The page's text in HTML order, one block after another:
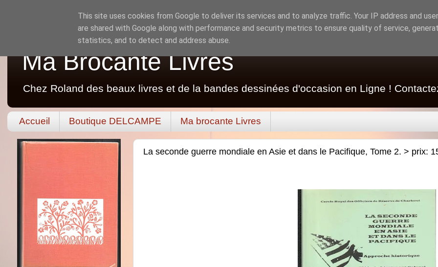
Ma Brocante Livres
Chez Roland des beaux livres et de la bandes dessinées d'occasion en Ligne !
Accueil Boutique DELCAMPE Ma brocante Livres
La seconde guerre mondiale en Asie et dans le Pacifique, Tome 2. > prix:
This site uses cookies from Google to deliver its services and to analyze traffic. Your IP address and
are shared with Google along with performance and security metrics to ensure quality of service,
statistics, and to detect and address abuse.